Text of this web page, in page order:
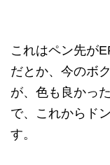
これはペン先が
だとか、今のボ
が、色も良かっ
で、これからド
す。